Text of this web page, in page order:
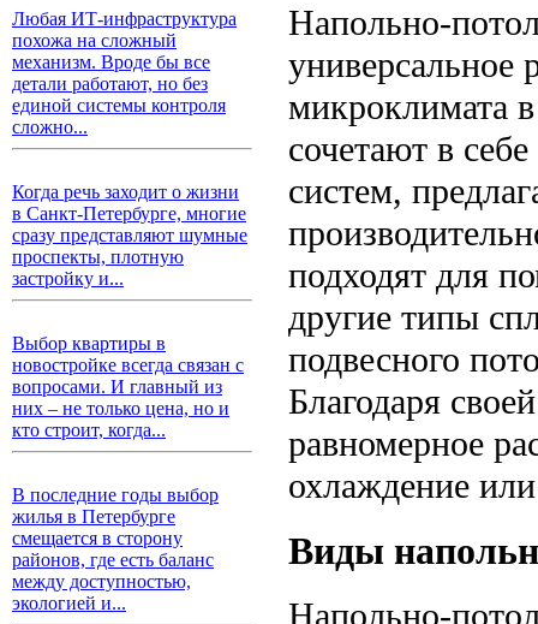
Любая ИТ-инфраструктура
похожа на сложный
механизм. Вроде бы все
детали работают, но без
единой системы контроля
сложно...
Когда речь заходит о жизни
в Санкт-Петербурге, многие
сразу представляют шумные
проспекты, плотную
застройку и...
Выбор квартиры в
новостройке всегда связан с
вопросами. И главный из
них – не только цена, но и
кто строит, когда...
В последние годы выбор
жилья в Петербурге
смещается в сторону
районов, где есть баланс
между доступностью,
экологией и...
Напольно-
универсальное
микроклимата
сочетают в
систем,
подходят для
другие типы
подвесного
Благодаря
равномерное
охлаждение
Виды